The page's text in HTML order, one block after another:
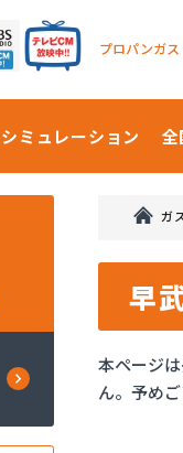
プロパンガ
シミュレーション
ガ
早
本ページ
ん。予め